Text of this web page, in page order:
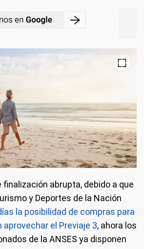
finalización abrupta, debido a que
y Deportes de la Nación
la posibilidad de compras para
aprovechar el Previaje 3, ahora los
de la ANSES ya disponen